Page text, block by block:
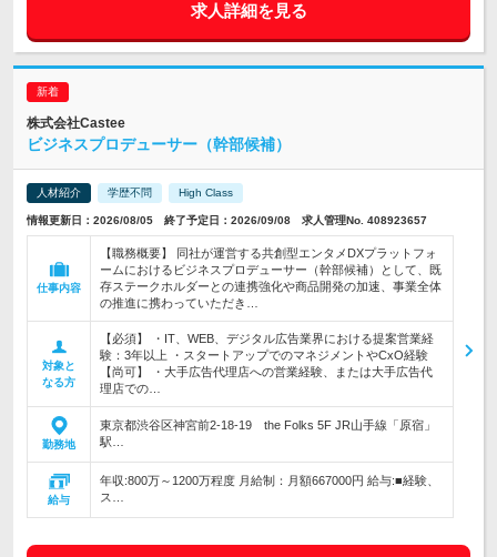
求人詳細を見る
株式会社Castee
ビジネスプロデューサー（幹部候補）
人材紹介 学歴不問 High Class
情報更新日：2026/08/05 終了予定日：2026/09/08 求人管理No. 408923657
仕事内容
【職務概要】 同社が運営する共創型エンタメDXプラットフォ
ームにおけるビジネスプロデューサー（幹部候補）として、既
存ステークホルダーとの連携強化や商品開発の加速、事業全体
の推進に携わっていただき…
対象と
なる方
【必須】 ・IT、WEB、デジタル広告業界における提案営業経
験：3年以上 ・スタートアップでのマネジメントやCxO経験
【尚可】 ・大手広告代理店への営業経験、または大手広告代
理店での…
勤務地
東京都渋谷区神宮前2-18-19 the Folks 5F JR山手線「原宿」
駅…
給与
年収:800万～1200万程度 月給制：月額667000円 給与:■経験、
ス…